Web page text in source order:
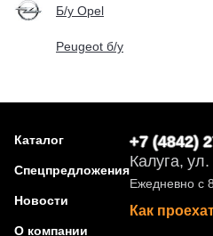
Б/у Opel
Peugeot б/у
Каталог
Спецпредложения
Новости
О компании
+7 (4842)
Калуга,
Ежедневно с
Как